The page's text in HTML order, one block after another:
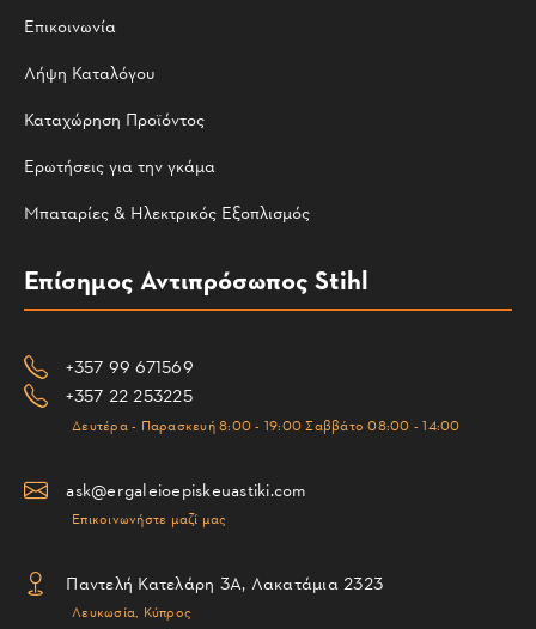
Επικοινωνία
Λήψη Καταλόγου
Καταχώρηση Προϊόντος
Ερωτήσεις για την γκάμα
Μπαταρίες & Ηλεκτρικός Εξοπλισμός
Επίσημος Αντιπρόσωπος Stihl
+357 99 671569
+357 22 253225
Δευτέρα - Παρασκευή 8:00 - 19:00 Σαββάτο 08:00 - 14:00
ask@ergaleioepiskeuastiki.com
Επικοινωνήστε μαζί μας
Παντελή Κατελάρη 3Α, Λακατάμια 2323
Λευκωσία, Κύπρος